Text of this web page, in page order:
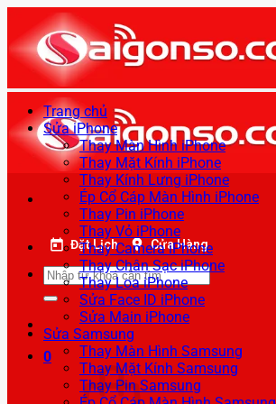
qua
nội
dung
Đặt Lịch Cửa Hàng
Tìm
kiếm:
0
Trang chủ
Sửa iPhone
Thay Màn Hình iPhone
Thay Mặt Kính iPhone
Thay Kính Lưng iPhone
Ép Cổ Cáp Màn Hình iPhone
Thay Pin iPhone
Thay Vỏ iPhone
Thay Camera iPhone
Thay Chân Sạc iPhone
Thay Loa iPhone
Sửa Face ID iPhone
Sửa Main iPhone
Sửa Samsung
Thay Màn Hình Samsung
Thay Mặt Kính Samsung
Thay Pin Samsung